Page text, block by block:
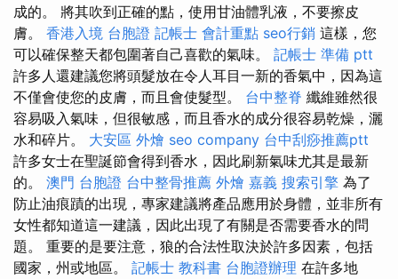
成的。 將其吹到正確的點，使用甘油體乳液，不要擦皮
膚。 香港入境 台胞證 記帳士 會計重點 seo行銷 這樣，您
可以確保整天都包圍著自己喜歡的氣味。 記帳士 準備 ptt
許多人還建議您將頭髮放在令人耳目一新的香氣中，因為這
不僅會使您的皮膚，而且會使髮型。 台中整脊 纖維雖然很
容易吸入氣味，但很敏感，而且香水的成分很容易乾燥，灑
水和碎片。 大安區 外燴 seo company 台中刮痧推薦ptt
許多女士在聖誕節會得到香水，因此刷新氣味尤其是最新
的。 澳門 台胞證 台中整骨推薦 外燴 嘉義 搜索引擎 為了
防止油痕蹟的出現，專家建議將產品應用於身體，並非所有
女性都知道這一建議，因此出現了有關是否需要香水的問
題。 重要的是要注意，狼的合法性取決於許多因素，包括
國家，州或地區。 記帳士 教科書 台胞證辦理 在許多地